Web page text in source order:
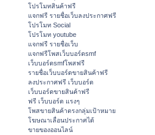
โปรโมทสินค้าฟรี
แจกฟรี รายชื่อเว็บลงประกาศฟรี
โปรโมท Social
โปรโมท youtube
แจกฟรี รายชื่อเว็บ
แจกฟรีโพสเว็บบอร์ดsmf
เว็บบอร์ดsmfโพสฟรี
รายชื่อเว็บบอร์ดขายสินค้าฟรี
ลงประกาศฟรี เว็บบอร์ด
เว็บบอร์ดขายสินค้าฟรี
ฟรี เว็บบอร์ด แรงๆ
โพสขายสินค้าตรงกลุ่มเป้าหมาย
โฆษณาเลื่อนประกาศได้
ขายของออนไลน์